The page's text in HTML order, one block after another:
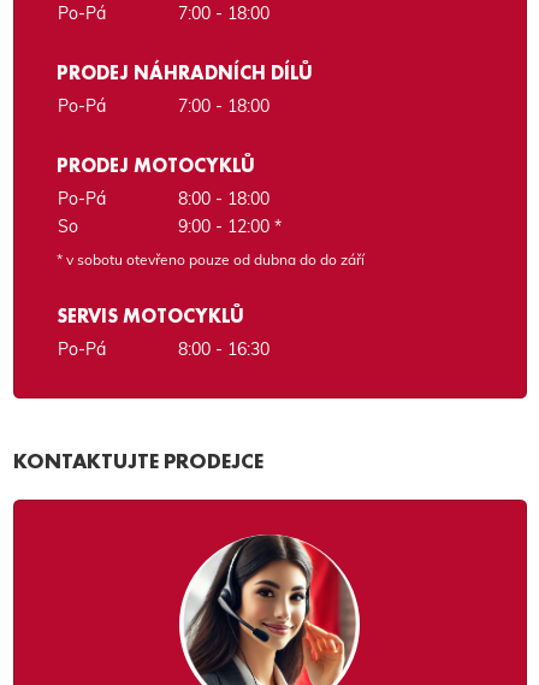
Po-Pá 7:00 - 18:00
PRODEJ NÁHRADNÍCH DÍLŮ
Po-Pá 7:00 - 18:00
PRODEJ MOTOCYKLŮ
Po-Pá
8:00 - 18:00
So
9:00 - 12:00 *
* v sobotu otevřeno pouze od dubna do do září
SERVIS MOTOCYKLŮ
Po-Pá 8:00 - 16:30
KONTAKTUJTE PRODEJCE